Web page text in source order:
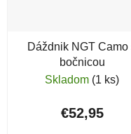
Dáždnik NGT Camo
bočnicou
Skladom (1 ks)
€52,95